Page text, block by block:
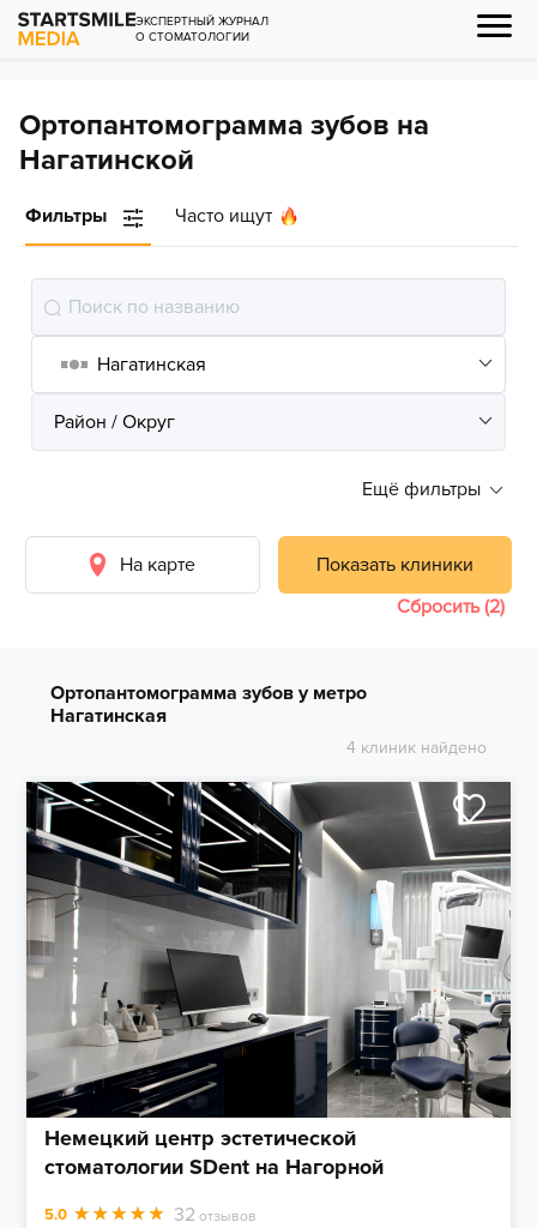
ЭКСПЕРТНЫЙ ЖУРНАЛ
О СТОМАТОЛОГИИ
Ортопантомограмма зубов на
Нагатинской
Фильтры Часто ищут
Ещё фильтры
На карте
Показать клиники
Сбросить (2)
Ортопантомограмма зубов у метро
Нагатинская
4 клиник найдено
Немецкий центр эстетической
стоматологии SDent на Нагорной
5.0 32 отзывов